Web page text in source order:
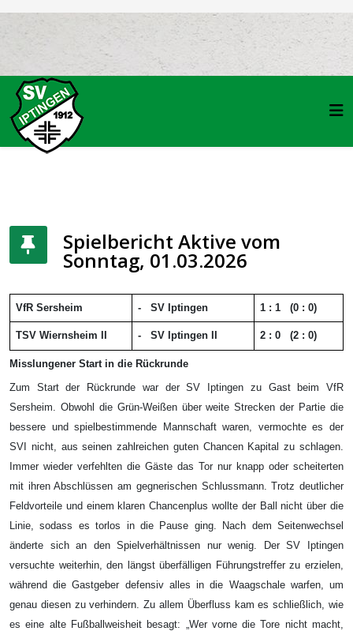
Spielbericht Aktive vom
Sonntag, 01.03.2026
VfR Sersheim - SV Iptingen 1 : 1 (0 : 0)
TSV Wiernsheim II - SV Iptingen 2 : 0 (2 : 0)
Misslungener Start in die Rückrunde
Zum Start der Rückrunde war der SV Iptingen zu Gast beim VfR
Sersheim. Obwohl die Grün-Weißen über weite Strecken der Partie die
bessere und spielbestimmende Mannschaft waren, vermochte es der
SVI nicht, aus seinen zahlreichen guten Chancen Kapital zu schlagen.
Immer wieder verfehlten die Gäste das Tor nur knapp oder scheiterten
mit ihren Abschlüssen am gegnerischen Schlussmann. Trotz deutlicher
Feldvorteile und einem klaren Chancenplus wollte der Ball nicht über die
Linie, sodass es torlos in die Pause ging. Nach dem Seitenwechsel
änderte sich an den Spielverhältnissen nur wenig. Der SV Iptingen
versuchte weiterhin, den längst überfälligen Führungstreffer zu erzielen,
während die Gastgeber defensiv alles in die Waagschale warfen, um
genau diesen zu verhindern. Zu allem Überfluss kam es schließlich, wie
es eine alte Fußballweisheit besagt: „Wer vorne die Tore nicht macht,